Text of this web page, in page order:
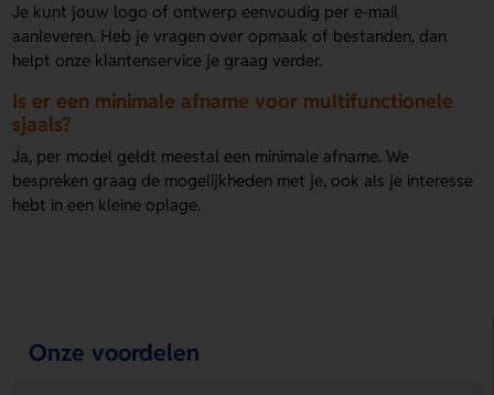
Je kunt jouw logo of ontwerp eenvoudig per e-mail
aanleveren. Heb je vragen over opmaak of bestanden, dan
helpt onze klantenservice je graag verder.
Is er een minimale afname voor multifunctionele
sjaals?
Ja, per model geldt meestal een minimale afname. We
bespreken graag de mogelijkheden met je, ook als je interesse
hebt in een kleine oplage.
Onze voordelen